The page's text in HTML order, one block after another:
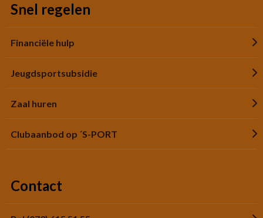
Snel regelen
Financiële hulp
Jeugdsportsubsidie
Zaal huren
Clubaanbod op ´S-PORT
Contact